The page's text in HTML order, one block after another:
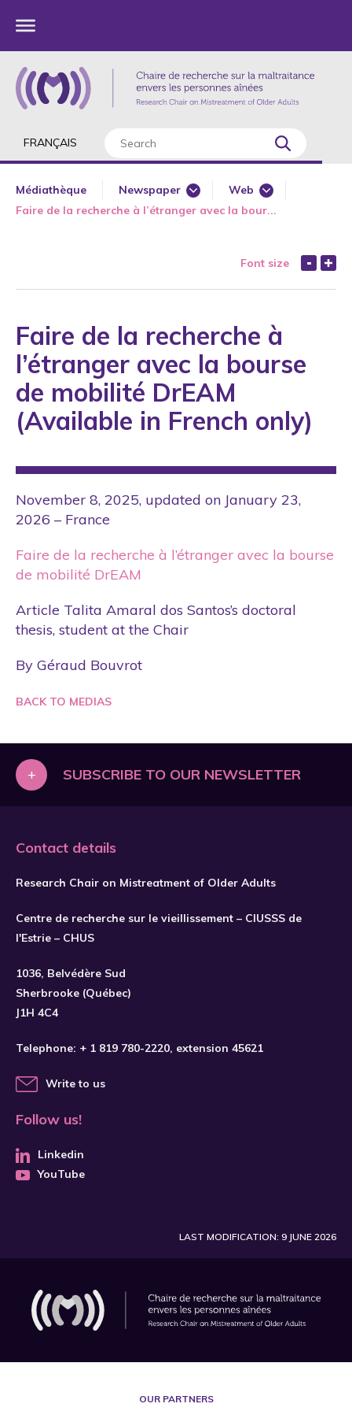
FRANÇAIS
Médiathèque
Newspaper
Major Interviews
Web
Web
Major Interviews
Newspaper
Television
Faire de la recherche à l’étranger avec la bour...
Font size
Faire de la recherche à
l’étranger avec la bourse
de mobilité DrEAM
(Available in French only)
November 8, 2025, updated on January 23,
2026 – France
Faire de la recherche à l’étranger avec la bourse
de mobilité DrEAM
Article Talita Amaral dos Santos’s doctoral
thesis, student at the Chair
By Géraud Bouvrot
BACK TO MEDIAS
+ SUBSCRIBE TO OUR NEWSLETTER
Contact details
Research Chair on Mistreatment of Older Adults
Centre de recherche sur le vieillissement – CIUSSS de
l'Estrie – CHUS
1036, Belvédère Sud
Sherbrooke (Québec)
J1H 4C4
Telephone: + 1 819 780-2220, extension 45621
Write to us
Follow us!
Linkedin
YouTube
LAST MODIFICATION: 9 JUNE 2026
OUR PARTNERS